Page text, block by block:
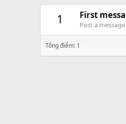
1
First
Post a
Tổng điểm: 1